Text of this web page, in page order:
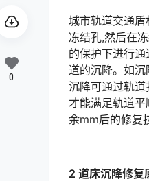
城市轨道交通
冻结孔,然后在
的保护下进行
道的沉降。如
沉降可通过轨
才能满足轨道
余mm后的修复
2 道床沉降修复
0